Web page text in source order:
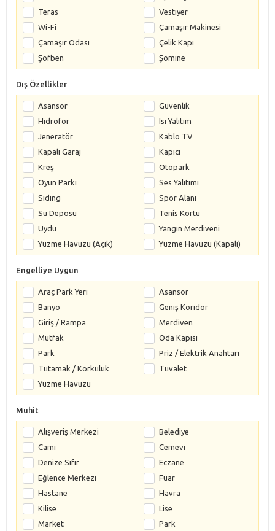
Teras
Vestiyer
Wi-Fi
Çamaşır Makinesi
Çamaşır Odası
Çelik Kapı
Şofben
Şömine
Dış Özellikler
Asansör
Güvenlik
Hidrofor
Isı Yalıtım
Jeneratör
Kablo TV
Kapalı Garaj
Kapıcı
Kreş
Otopark
Oyun Parkı
Ses Yalıtımı
Siding
Spor Alanı
Su Deposu
Tenis Kortu
Uydu
Yangın Merdiveni
Yüzme Havuzu (Açık)
Yüzme Havuzu (Kapalı)
Engelliye Uygun
Araç Park Yeri
Asansör
Banyo
Geniş Koridor
Giriş / Rampa
Merdiven
Mutfak
Oda Kapısı
Park
Priz / Elektrik Anahtarı
Tutamak / Korkuluk
Tuvalet
Yüzme Havuzu
Muhit
Alışveriş Merkezi
Belediye
Cami
Cemevi
Denize Sıfır
Eczane
Eğlence Merkezi
Fuar
Hastane
Havra
Kilise
Lise
Market
Park